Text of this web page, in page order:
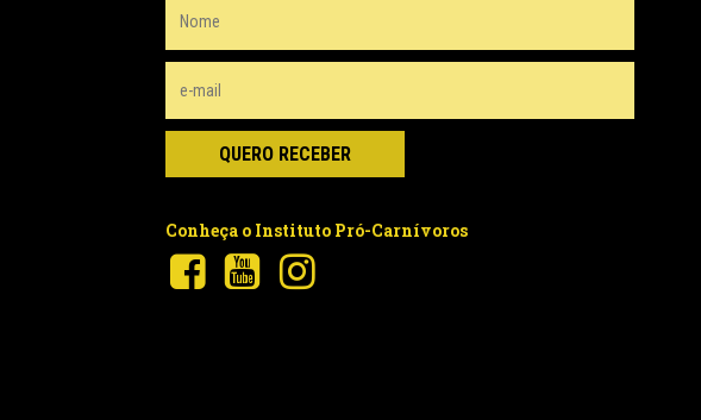
Conheça o Instituto Pró-Carnívoros